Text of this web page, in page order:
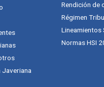
Javeriana
Rendición de
Régimen
Lineamientos
Normas HSI